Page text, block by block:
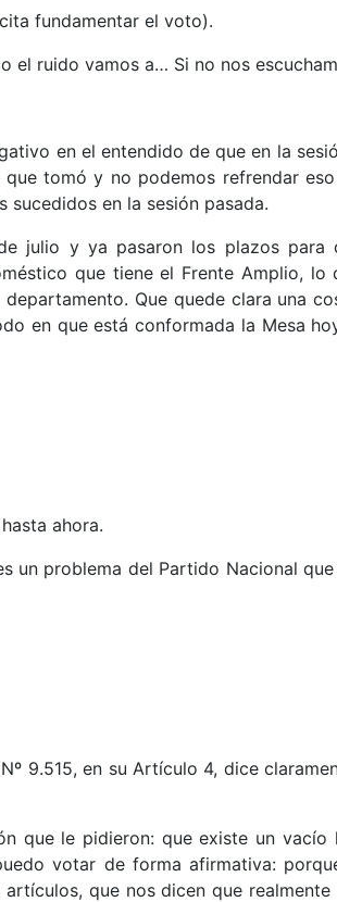
fundamentar el voto).
el ruido vamos a… Si no nos
en el entendido de que en la
que tomó y no podemos refrendar
sucedidos en la sesión pasada.
julio y ya pasaron los plazos
que tiene el Frente Amplio,
Que quede clara una
en que está conformada la Mesa
ahora.
un problema del Partido Nacional
9.515, en su Artículo 4, dice
que le pidieron: que existe un
votar de forma afirmativa:
que nos dicen que